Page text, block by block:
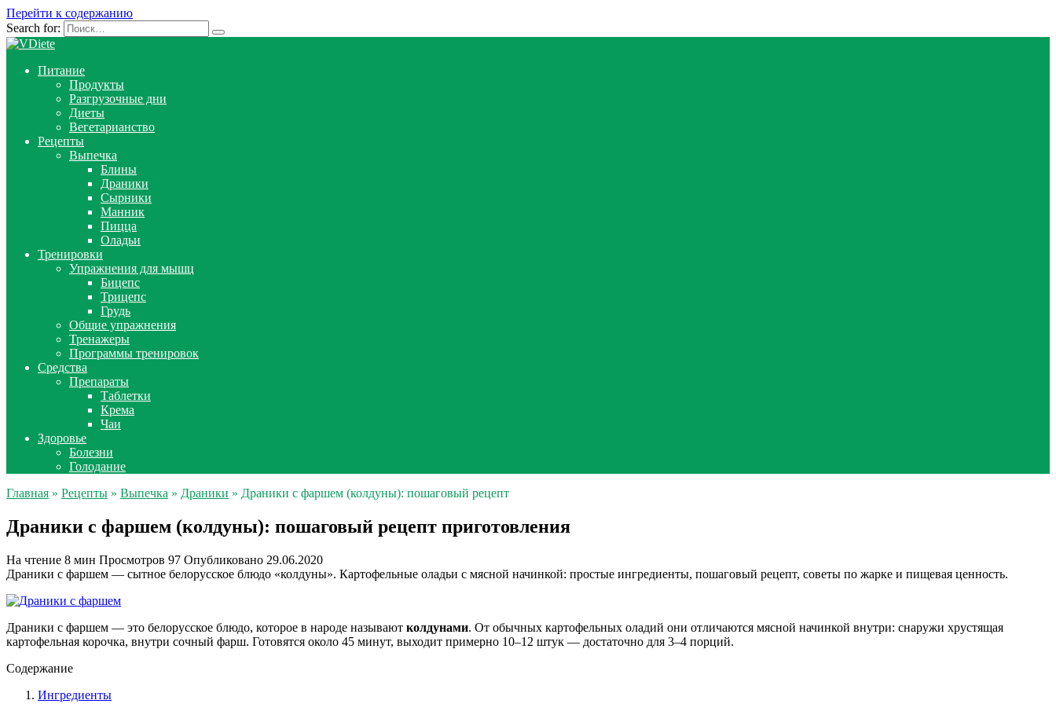
Перейти к содержанию
Search for:
Питание
Продукты
Разгрузочные дни
Диеты
Вегетарианство
Рецепты
Выпечка
Блины
Драники
Сырники
Манник
Пицца
Оладьи
Тренировки
Упражнения для мышц
Бицепс
Трицепс
Грудь
Общие упражнения
Тренажеры
Программы тренировок
Средства
Препараты
Таблетки
Крема
Чаи
Здоровье
Болезни
Голодание
Главная » Рецепты » Выпечка » Драники » Драники с фаршем (колдуны): пошаговый рецепт
Драники с фаршем (колдуны): пошаговый рецепт приготовления
На чтение 8 мин Просмотров 97 Опубликовано 29.06.2020
Драники с фаршем — сытное белорусское блюдо «колдуны». Картофельные оладьи с мясной начинкой: простые ингредиенты, пошаговый рецепт, советы по жарке и пищевая ценность.
Драники с фаршем — это белорусское блюдо, которое в народе называют колдунами. От обычных картофельных оладий они отличаются мясной начинкой внутри: снаружи хрустящая
картофельная корочка, внутри сочный фарш. Готовятся около 45 минут, выходит примерно 10–12 штук — достаточно для 3–4 порций.
Содержание
Ингредиенты